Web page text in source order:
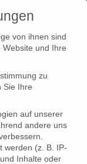
von ihnen sind
und Ihre
zu
Sie Ihre
auf unserer
andere uns
werden (z. B. IP-
Inhalte oder